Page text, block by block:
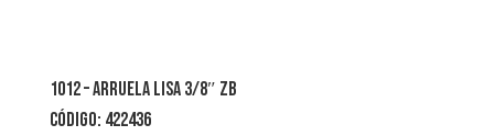
1012 – arruela lisa 3/8″ zb
CÓDIGO: 422436